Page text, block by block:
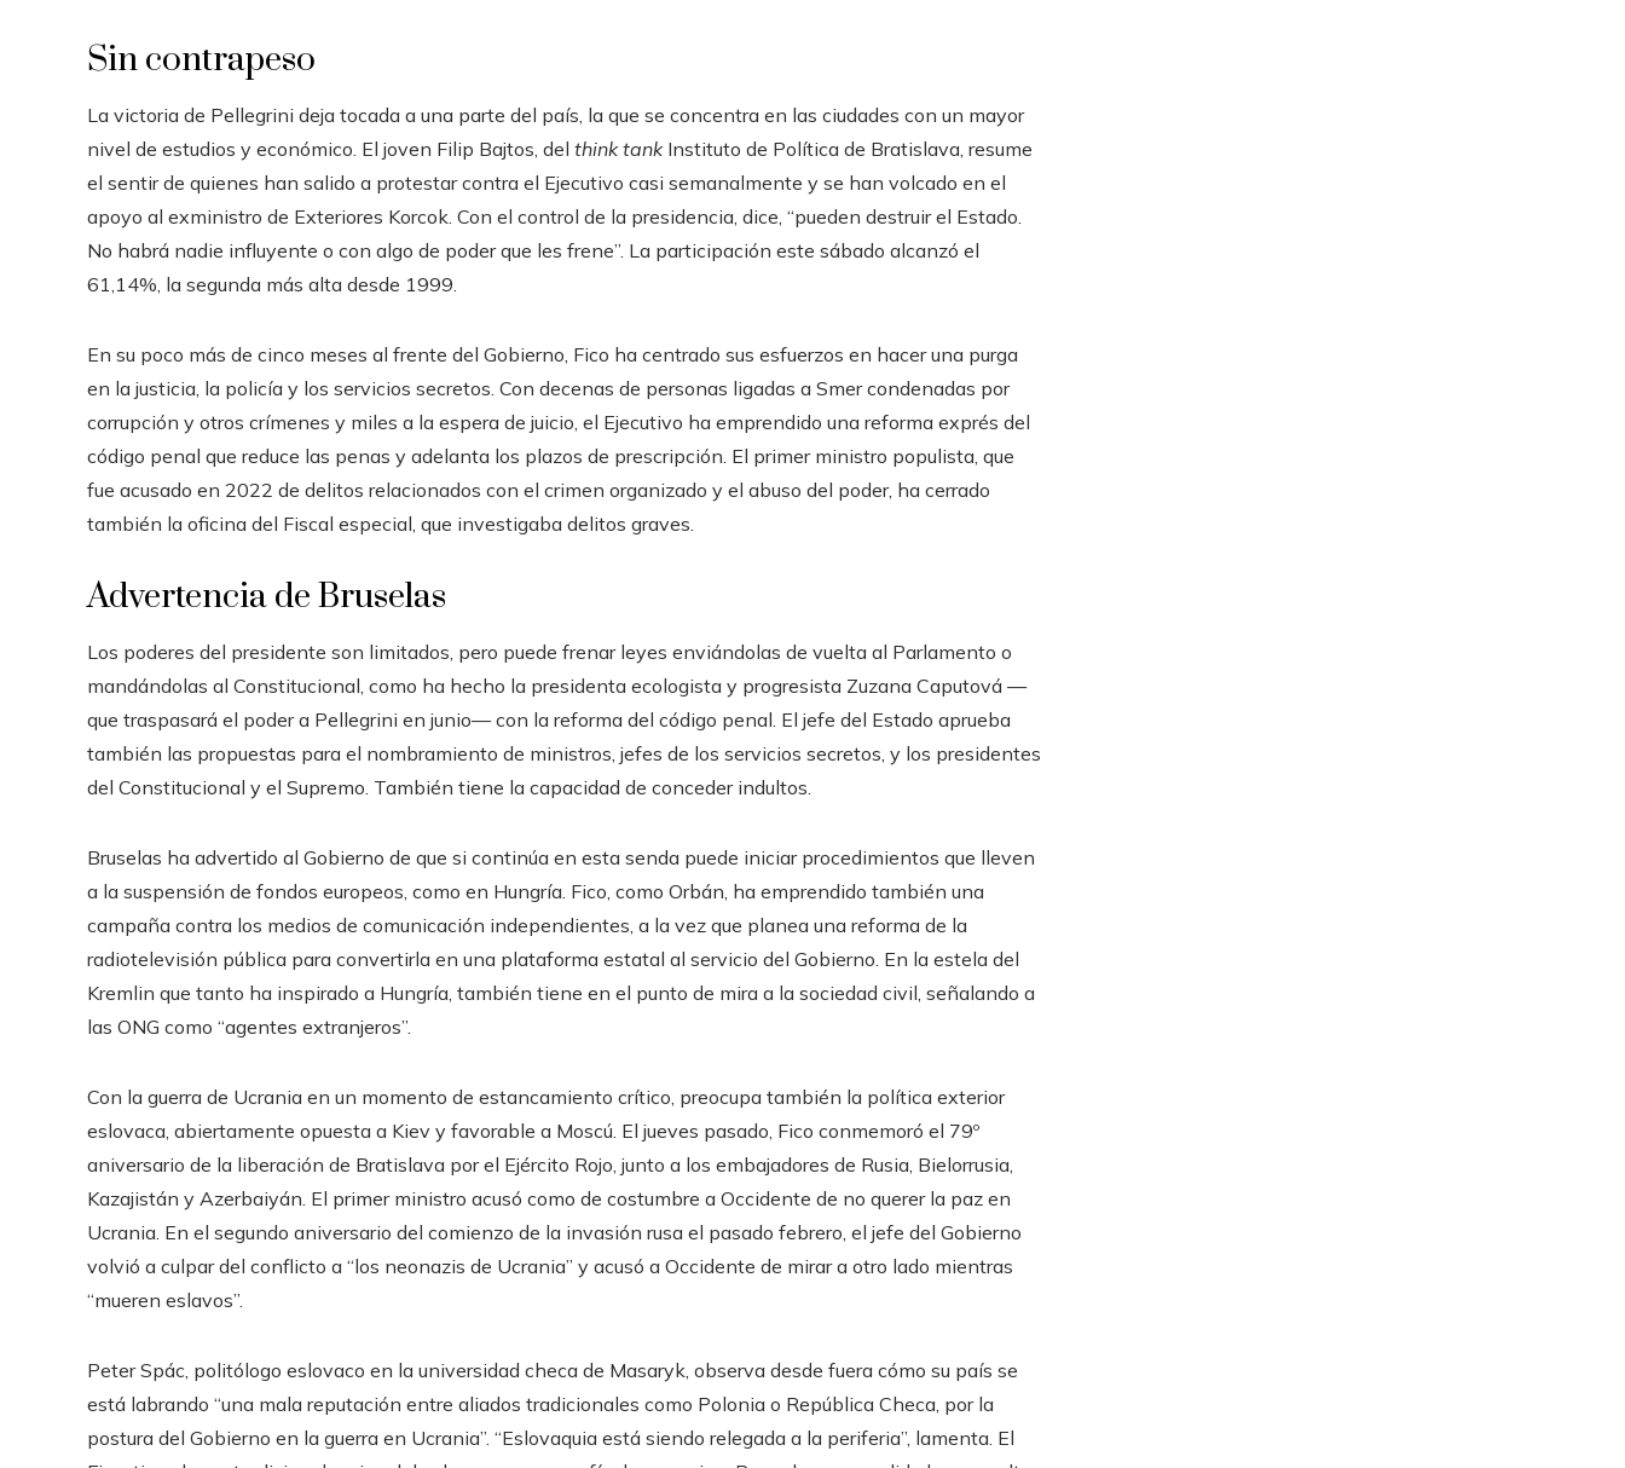
Sin contrapeso
La victoria de Pellegrini deja tocada a una parte del país, la que se concentra en las ciudades con un mayor
nivel de estudios y económico. El joven Filip Bajtos, del think tankInstituto de Política de Bratislava, resume
el sentir de quienes han salido a protestar contra el Ejecutivo casi semanalmente y se han volcado en el
apoyo al exministro de Exteriores Korcok. Con el control de la presidencia, dice, “pueden destruir el Estado.
No habrá nadie influyente o con algo de poder que les frene”. La participación este sábado alcanzó el
61,14%, la segunda más alta desde 1999.
En su poco más de cinco meses al frente del Gobierno, Fico ha centrado sus esfuerzos en hacer una purga
en la justicia, la policía y los servicios secretos. Con decenas de personas ligadas a Smer condenadas por
corrupción y otros crímenes y miles a la espera de juicio, el Ejecutivo ha emprendido una reforma exprés del
código penal que reduce las penas y adelanta los plazos de prescripción. El primer ministro populista, que
fue acusado en 2022 de delitos relacionados con el crimen organizado y el abuso del poder, ha cerrado
también la oficina del Fiscal especial, que investigaba delitos graves.
Advertencia de Bruselas
Los poderes del presidente son limitados, pero puede frenar leyes enviándolas de vuelta al Parlamento o
mandándolas al Constitucional, como ha hecho la presidenta ecologista y progresista Zuzana Caputová —
que traspasará el poder a Pellegrini en junio— con la reforma del código penal. El jefe del Estado aprueba
también las propuestas para el nombramiento de ministros, jefes de los servicios secretos, y los presidentes
del Constitucional y el Supremo. También tiene la capacidad de conceder indultos.
Bruselas ha advertido al Gobierno de que si continúa en esta senda puede iniciar procedimientos que lleven
a la suspensión de fondos europeos, como en Hungría. Fico, como Orbán, ha emprendido también una
campaña contra los medios de comunicación independientes, a la vez que planea una reforma de la
radiotelevisión pública para convertirla en una plataforma estatal al servicio del Gobierno. En la estela del
Kremlin que tanto ha inspirado a Hungría, también tiene en el punto de mira a la sociedad civil, señalando a
las ONG como “agentes extranjeros”.
Con la guerra de Ucrania en un momento de estancamiento crítico, preocupa también la política exterior
eslovaca, abiertamente opuesta a Kiev y favorable a Moscú. El jueves pasado, Fico conmemoró el 79º
aniversario de la liberación de Bratislava por el Ejército Rojo, junto a los embajadores de Rusia, Bielorrusia,
Kazajistán y Azerbaiyán. El primer ministro acusó como de costumbre a Occidente de no querer la paz en
Ucrania. En el segundo aniversario del comienzo de la invasión rusa el pasado febrero, el jefe del Gobierno
volvió a culpar del conflicto a “los neonazis de Ucrania” y acusó a Occidente de mirar a otro lado mientras
“mueren eslavos”.
Peter Spác, politólogo eslovaco en la universidad checa de Masaryk, observa desde fuera cómo su país se
está labrando “una mala reputación entre aliados tradicionales como Polonia o República Checa, por la
postura del Gobierno en la guerra en Ucrania”. “Eslovaquia está siendo relegada a la periferia”, lamenta. El